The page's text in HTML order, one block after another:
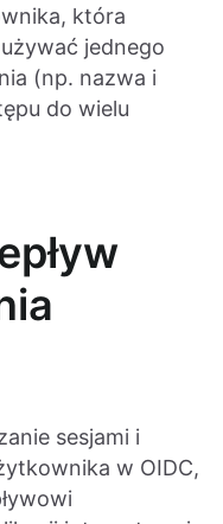
która
jednego
(np. nazwa i
do wielu
sesjami i
w OIDC,